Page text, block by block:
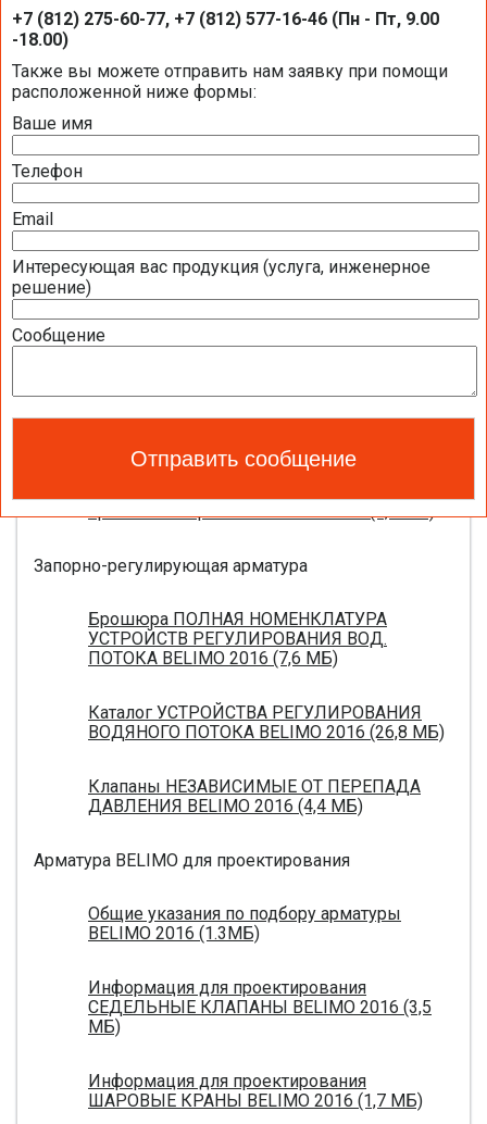
+7 (812) 275-60-77, +7 (812) 577-16-46 (Пн - Пт, 9.00
-18.00)
Также вы можете отправить нам заявку при помощи
расположенной ниже формы:
Ваше имя
Телефон
Email
Интересующая вас продукция (услуга, инженерное
решение)
Сообщение
Каталоги и брошюры BELIMO
Общая информация BELIMO
Презентация компании BELIMO 2016 (2,51
Полная номенклатура продукции BELIMO
Приводы для воздушных клапанов
Полный обзор электроприводов для систем
вентиляции 2016 (17,5 МБ)
Каталог ЭЛЕКТРОПРИВОДЫ ДЛЯ
ВОЗДУШНЫХ ЗАСЛОНОК BELIMO 2016 (18,2
противопожарных клапанов 2015 (0,8 МБ)
Запорно-регулирующая арматура
Брошюра ПОЛНАЯ НОМЕНКЛАТУРА
УСТРОЙСТВ РЕГУЛИРОВАНИЯ ВОД.
ПОТОКА BELIMO 2016 (7,6 МБ)
Каталог УСТРОЙСТВА РЕГУЛИРОВАНИЯ
ВОДЯНОГО ПОТОКА BELIMO 2016 (26,8 МБ)
Клапаны НЕЗАВИСИМЫЕ ОТ ПЕРЕПАДА
ДАВЛЕНИЯ BELIMO 2016 (4,4 МБ)
Арматура BELIMO для проектирования
Общие указания по подбору арматуры
BELIMO 2016 (1.3МБ)
Информация для проектирования
СЕДЕЛЬНЫЕ КЛАПАНЫ BELIMO 2016 (3,5
МБ)
Информация для проектирования
ШАРОВЫЕ КРАНЫ BELIMO 2016 (1,7 МБ)